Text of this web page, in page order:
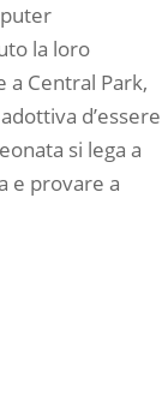
la loro
Central Park,
d’essere
si lega a
e provare a